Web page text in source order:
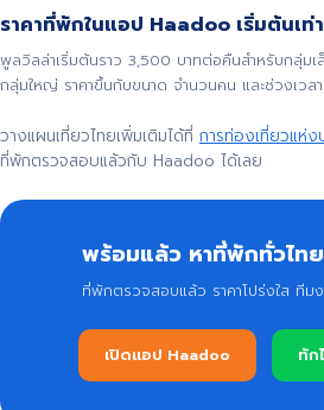
ราคาที่พักในแอป Haadoo เริ่มต้นเท่
พูลวิลล่าเริ่มต้นราว 3,500 บาทต่อคืนสำหรับกลุ่ม
กลุ่มใหญ่ ราคาขึ้นกับขนาด จำนวนคน และช่วงเวล
วางแผนเที่ยวไทยเพิ่มเติมได้ที่ การท่องเที่ยวแห่ง
ที่พักตรวจสอบแล้วกับ Haadoo ได้เลย
พร้อมแล้ว หาที่พักทั่วไท
ที่พักตรวจสอบแล้ว ราคาโปร่งใส ทีม
เปิดแอป Haadoo ทัก